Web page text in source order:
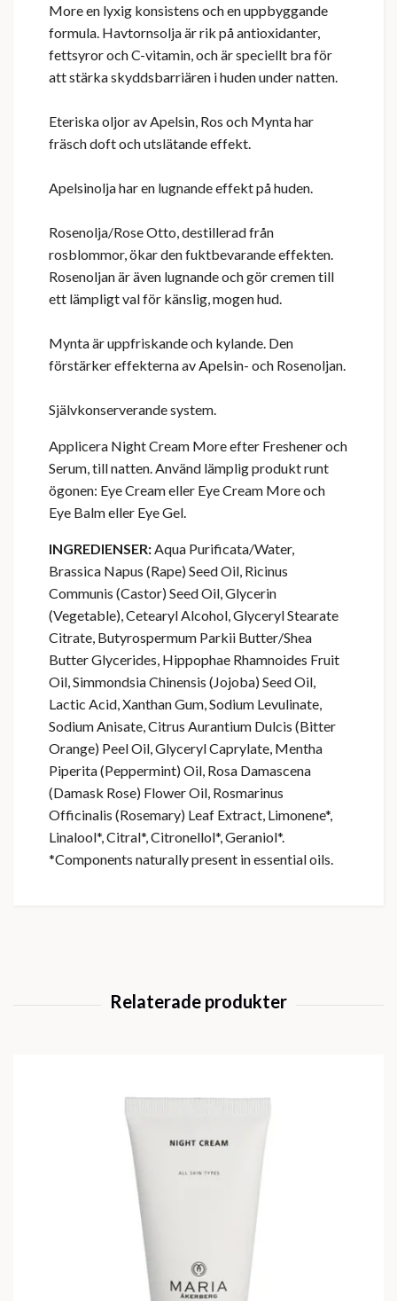
More en lyxig konsistens och en uppbyggande
formula. Havtornsolja är rik på antioxidanter,
fettsyror och C-vitamin, och är speciellt bra för
att stärka skyddsbarriären i huden under natten.
Eteriska oljor av Apelsin, Ros och Mynta har
fräsch doft och utslätande effekt.
Apelsinolja har en lugnande effekt på huden.
Rosenolja/Rose Otto, destillerad från
rosblommor, ökar den fuktbevarande effekten.
Rosenoljan är även lugnande och gör cremen till
ett lämpligt val för känslig, mogen hud.
Mynta är uppfriskande och kylande. Den
förstärker effekterna av Apelsin- och Rosenoljan.
Självkonserverande system.
Applicera Night Cream More efter Freshener och
Serum, till natten. Använd lämplig produkt runt
ögonen: Eye Cream eller Eye Cream More och
Eye Balm eller Eye Gel.
INGREDIENSER: Aqua Purificata/Water,
Brassica Napus (Rape) Seed Oil, Ricinus
Communis (Castor) Seed Oil, Glycerin
(Vegetable), Cetearyl Alcohol, Glyceryl Stearate
Citrate, Butyrospermum Parkii Butter/Shea
Butter Glycerides, Hippophae Rhamnoides Fruit
Oil, Simmondsia Chinensis (Jojoba) Seed Oil,
Lactic Acid, Xanthan Gum, Sodium Levulinate,
Sodium Anisate, Citrus Aurantium Dulcis (Bitter
Orange) Peel Oil, Glyceryl Caprylate, Mentha
Piperita (Peppermint) Oil, Rosa Damascena
(Damask Rose) Flower Oil, Rosmarinus
Officinalis (Rosemary) Leaf Extract, Limonene*,
Linalool*, Citral*, Citronellol*, Geraniol*.
*Components naturally present in essential oils.